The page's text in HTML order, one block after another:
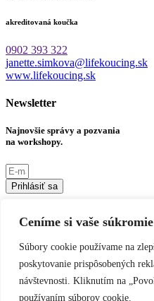
Ceníme si vaše súkromie
Súbory cookie používame na
poskytovanie prispôsobených
návštevnosti. Kliknutím na
používaním súborov cookie.
akreditovaná koučka
0902 393 322
janette.simkova@lifekoucing.sk
www.lifekoucing.sk
Newsletter
Najnovšie správy a pozvania
na workshopy.
Prihlásiť sa
Sociálne siete
Linkedin Instagram Youtube
Informácie
Ochrana osobných údajov